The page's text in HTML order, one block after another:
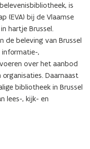
e
u
w
v
n
s
t
is
(EVA) bij de Vlaamse
hartje Brussel.
de beleving van Brussel
,
over het aanbod
organisaties. Daarnaast
bibliotheek in Brussel
lees-, kijk- en